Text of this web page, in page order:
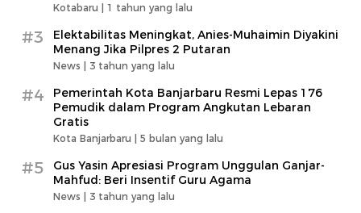
Kotabaru | 1 tahun yang lalu
#3
Elektabilitas Meningkat, Anies-Muhaimin Diyakini
Menang Jika Pilpres 2 Putaran
News | 3 tahun yang lalu
#4
Pemerintah Kota Banjarbaru Resmi Lepas 176
Pemudik dalam Program Angkutan Lebaran
Gratis
Kota Banjarbaru | 5 bulan yang lalu
#5
Gus Yasin Apresiasi Program Unggulan Ganjar-
Mahfud: Beri Insentif Guru Agama
News | 3 tahun yang lalu